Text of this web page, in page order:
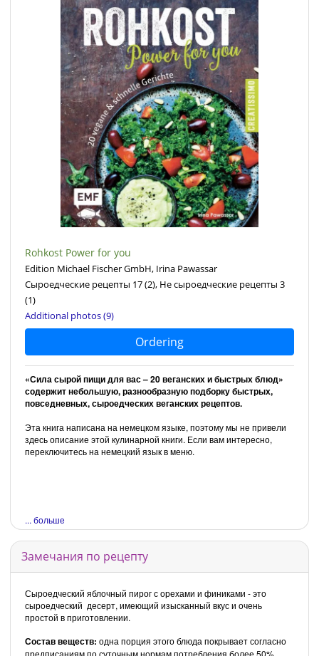
Rohkost Power for you
Edition Michael Fischer GmbH, Irina Pawassar
Сыроедческие рецепты 17(2), Не сыроедческие рецепты 3
(1)
Additional photos (9)
Ordering
«Сила сырой пищи для вас – 20 веганских и быстрых блюд»
содержит небольшую, разнообразную подборку быстрых,
повседневных, сыроедческих веганских рецептов.
Эта книга написана на немецком языке, поэтому мы не привели
здесь описание этой кулинарной книги. Если вам интересно,
переключитесь на немецкий язык в меню.
... больше
Замечания по рецепту
Сыроедческий яблочный пирог с орехами и финиками - это
сыроедческий десерт, имеющий изысканный вкус и очень
простой в приготовлении.
Состав веществ: одна порция этого блюда покрывает согласно
предписаниям по суточным нормам потребления более 50%